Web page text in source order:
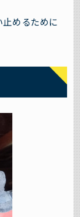
めるために